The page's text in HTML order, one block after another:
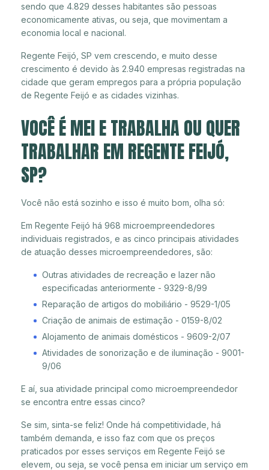
sendo que 4.829 desses habitantes são pessoas
economicamente ativas, ou seja, que movimentam a
economia local e nacional.
Regente Feijó, SP vem crescendo, e muito desse
crescimento é devido às 2.940 empresas registradas na
cidade que geram empregos para a própria população
de Regente Feijó e as cidades vizinhas.
VOCÊ É MEI E TRABALHA OU QUER
TRABALHAR EM REGENTE FEIJÓ,
SP?
Você não está sozinho e isso é muito bom, olha só:
Em Regente Feijó há 968 microempreendedores
individuais registrados, e as cinco principais atividades
de atuação desses microempreendedores, são:
Outras atividades de recreação e lazer não
especificadas anteriormente - 9329-8/99
Reparação de artigos do mobiliário - 9529-1/05
Criação de animais de estimação - 0159-8/02
Alojamento de animais domésticos - 9609-2/07
Atividades de sonorização e de iluminação - 9001-
9/06
E aí, sua atividade principal como microempreendedor
se encontra entre essas cinco?
Se sim, sinta-se feliz! Onde há competitividade, há
também demanda, e isso faz com que os preços
praticados por esses serviços em Regente Feijó se
elevem, ou seja, se você pensa em iniciar um serviço em